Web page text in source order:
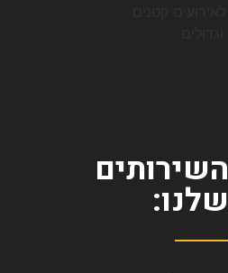
השירותים
שלנו: